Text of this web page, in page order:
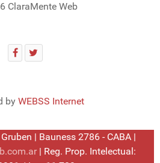
ClaraMente Web
by WEBSS Internet
| Bauness 2786 - CABA |
| Reg. Prop. Intelectual: